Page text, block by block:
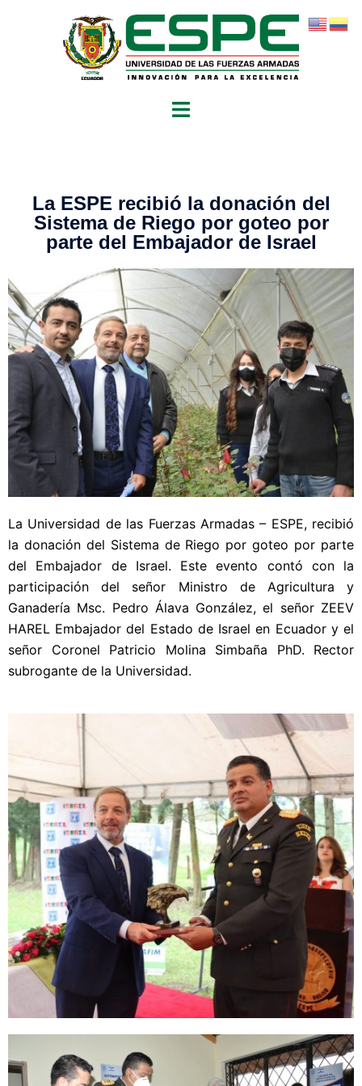
La ESPE recibió la donación del
Sistema de Riego por goteo por
parte del Embajador de Israel
La Universidad de las Fuerzas Armadas – ESPE, recibió
la donación del Sistema de Riego por goteo por parte
del Embajador de Israel. Este evento contó con la
participación del señor Ministro de Agricultura y
Ganadería Msc. Pedro Álava González, el señor ZEEV
HAREL Embajador del Estado de Israel en Ecuador y el
señor Coronel Patricio Molina Simbaña PhD. Rector
subrogante de la Universidad.